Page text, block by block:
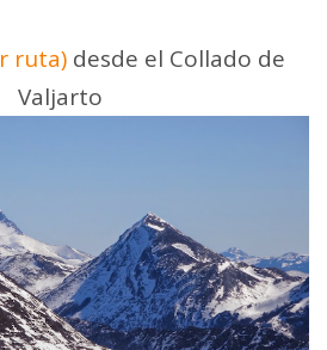
ruta)desde el Collado de
Valjarto